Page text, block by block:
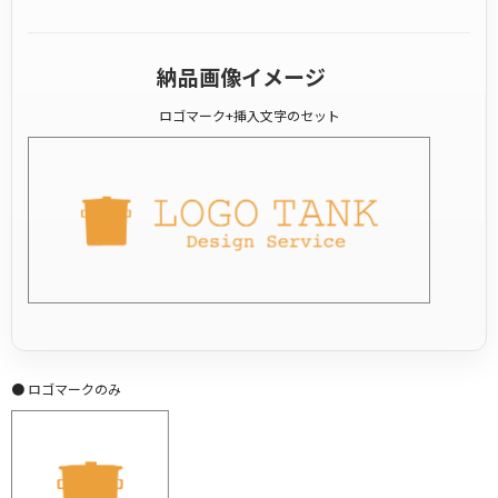
納品画像イメージ
ロゴマーク+挿入文字のセット
● ロゴマークのみ